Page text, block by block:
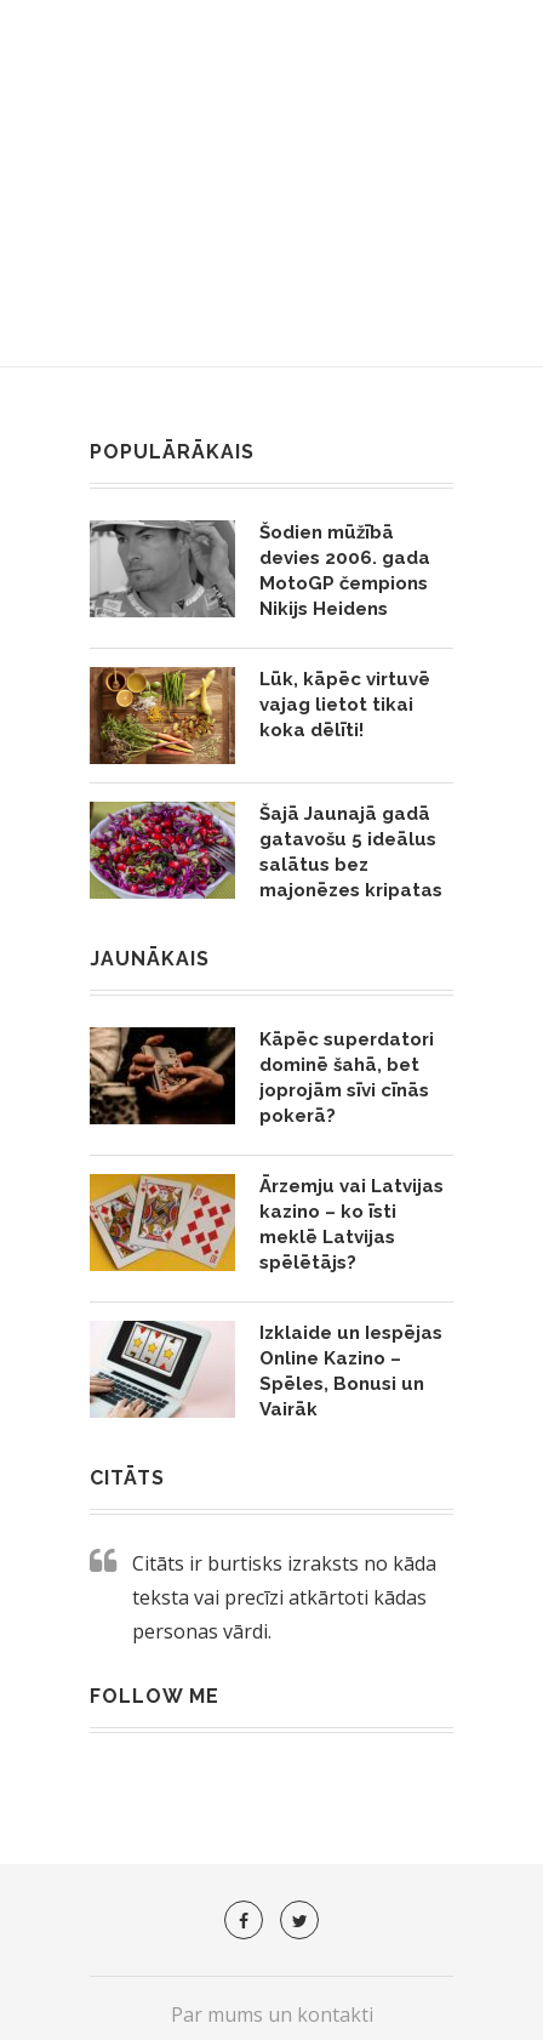
POPULĀRĀKAIS
Šodien mūžībā
devies 2006. gada
MotoGP čempions
Nikijs Heidens
Lūk, kāpēc virtuvē
vajag lietot tikai
koka dēlīti!
Šajā Jaunajā gadā
gatavošu 5 ideālus
salātus bez
majonēzes kripatas
JAUNĀKAIS
Kāpēc superdatori
dominē šahā, bet
joprojām sīvi cīnās
pokerā?
Ārzemju vai Latvijas
kazino – ko īsti
meklē Latvijas
spēlētājs?
Izklaide un Iespējas
Online Kazino –
Spēles, Bonusi un
Vairāk
CITĀTS
Citāts ir burtisks izraksts no kāda
teksta vai precīzi atkārtoti kādas
personas vārdi.
FOLLOW ME
Par mums un kontakti